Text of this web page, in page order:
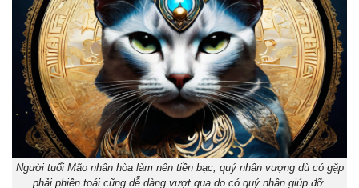
Người tuổi Mão nhân hòa làm nên tiền bạc, quý nhân vượng dù có gặp
phải phiền toái cũng dễ dàng vượt qua do có quý nhân giúp đỡ.